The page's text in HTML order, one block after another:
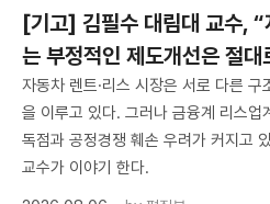
[기고] 김필수 대림대 교수,
는 부정적인 제도개선은 절대
자동차 렌트·리스 시장은 서로 다른
을 이루고 있다. 그러나 금융계 리스
독점과 공정경쟁 훼손 우려가 커지고
교수가 이야기 한다.